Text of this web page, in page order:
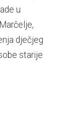
u
dječjeg
starije